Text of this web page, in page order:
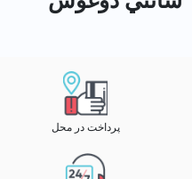
پرداخت در محل